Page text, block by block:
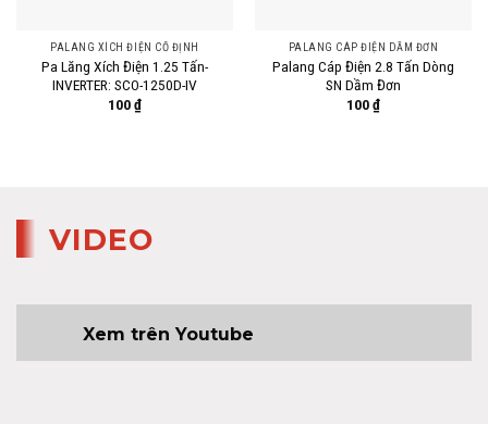
PALANG XÍCH ĐIỆN CỐ ĐỊNH
Pa Lăng Xích Điện 1.25 Tấn-
INVERTER: SCO-1250D-IV
100₫
PALANG CÁP ĐIỆN DẦM ĐƠN
Palang Cáp Điện 2.8 Tấn Dòng
SN Dầm Đơn
100₫
VIDEO
Xem trên Youtube